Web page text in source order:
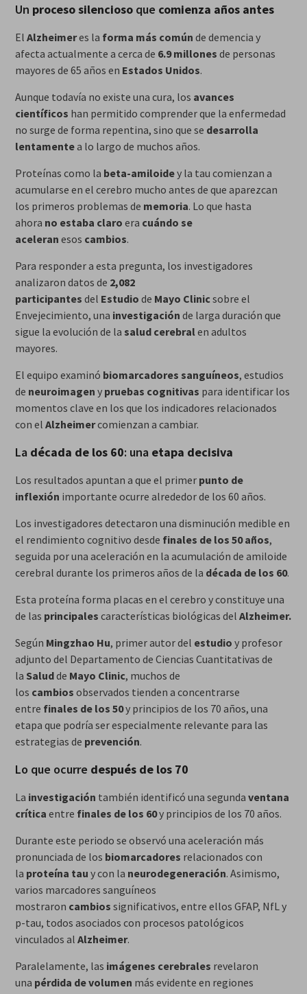
Un proceso silenciosoque comienza años antes
El Alzheimeres la forma más común de demencia y
afecta actualmente a cerca de 6.9 millones de personas
mayores de 65 años en Estados Unidos.
Aunque todavía no existe una cura, los avances
científicos han permitido comprender que la enfermedad
no surge de forma repentina, sino que se desarrolla
lentamentea lo largo de muchos años.
Proteínas como la beta-amiloidey la tau comienzan a
acumularse en el cerebro mucho antes de que aparezcan
los primeros problemas de memoria. Lo que hasta
ahora no estaba claro era cuándo se
aceleran esos cambios.
Para responder a esta pregunta, los investigadores
analizaron datos de 2,082
participantes del Estudio de Mayo Clinicsobre el
Envejecimiento, una investigación de larga duración que
sigue la evolución de la salud cerebral en adultos
mayores.
El equipo examinó biomarcadores sanguíneos, estudios
de neuroimagen y pruebas cognitivas para identificar los
momentos clave en los que los indicadores relacionados
con el Alzheimercomienzan a cambiar.
La década de los 60: una etapa decisiva
Los resultados apuntan a que el primer punto de
inflexión importante ocurre alrededor de los 60 años.
Los investigadores detectaron una disminución medible en
el rendimiento cognitivo desde finales de los 50 años,
seguida por una aceleración en la acumulación de amiloide
cerebral durante los primeros años de la década de los 60.
Esta proteína forma placas en el cerebro y constituye una
de las principales características biológicas del Alzheimer.
Según Mingzhao Hu, primer autor del estudio y profesor
adjunto del Departamento de Ciencias Cuantitativas de
la Saludde Mayo Clinic, muchos de
los cambios observados tienden a concentrarse
entre finales de los 50y principios de los 70 años, una
etapa que podría ser especialmente relevante para las
estrategias de prevención.
Lo que ocurre después de los 70
La investigación también identificó una segunda ventana
crítica entre finales de los 60y principios de los 70 años.
Durante este periodo se observó una aceleración más
pronunciada de los biomarcadores relacionados con
la proteína tau y con la neurodegeneración. Asimismo,
varios marcadores sanguíneos
mostraron cambios significativos, entre ellos GFAP, NfL y
p-tau, todos asociados con procesos patológicos
vinculados al Alzheimer.
Paralelamente, las imágenes cerebrales revelaron
una pérdida de volumen más evidente en regiones